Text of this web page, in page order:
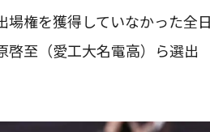
場権を獲得していなかった全日
啓至（愛工大名電高）ら選出